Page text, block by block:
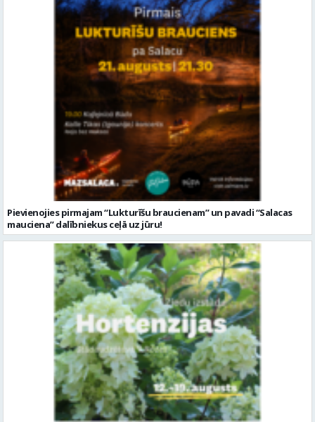
Pievienojies pirmajam “Lukturīšu braucienam” un pavadi “Salacas
mauciena” dalībniekus ceļā uz jūru!
Valmieras muzejā būs apskatāma ziedu izstāde “Hortenzijas”